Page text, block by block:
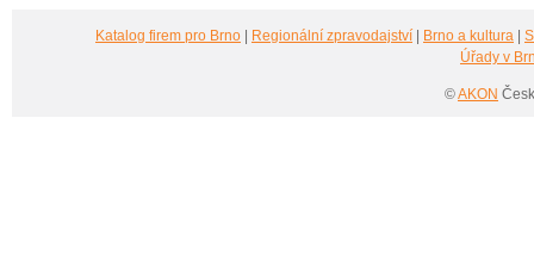
Katalog firem pro Brno Regionální zpravodajství Brno a kultura
Úřady v
©AKON